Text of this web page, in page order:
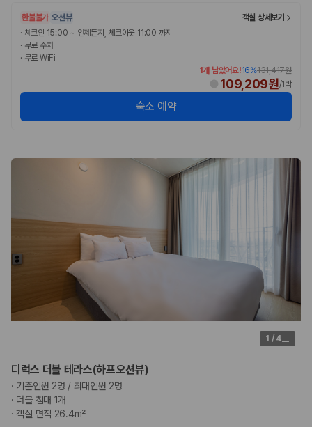
제주도 렌트카 실시간 최저가 가격비교
제주 렌트카 예약
국내 렌트카 가격비교
환불불가 오션뷰
객실 상세보기
· 체크인 15:00 ~ 언제든지, 체크아웃 11:00 까지
· 무료 주차
· 무료 WiFi
1개 남았어요!16%131,417원
109,209원/1박
숙소 예약
1 / 4
디럭스 더블 테라스(하프오션뷰)
· 기준인원 2명 / 최대인원 2명
· 더블 침대 1개
·객실 면적 26.4m²